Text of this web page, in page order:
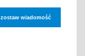
zostaw wiadomość